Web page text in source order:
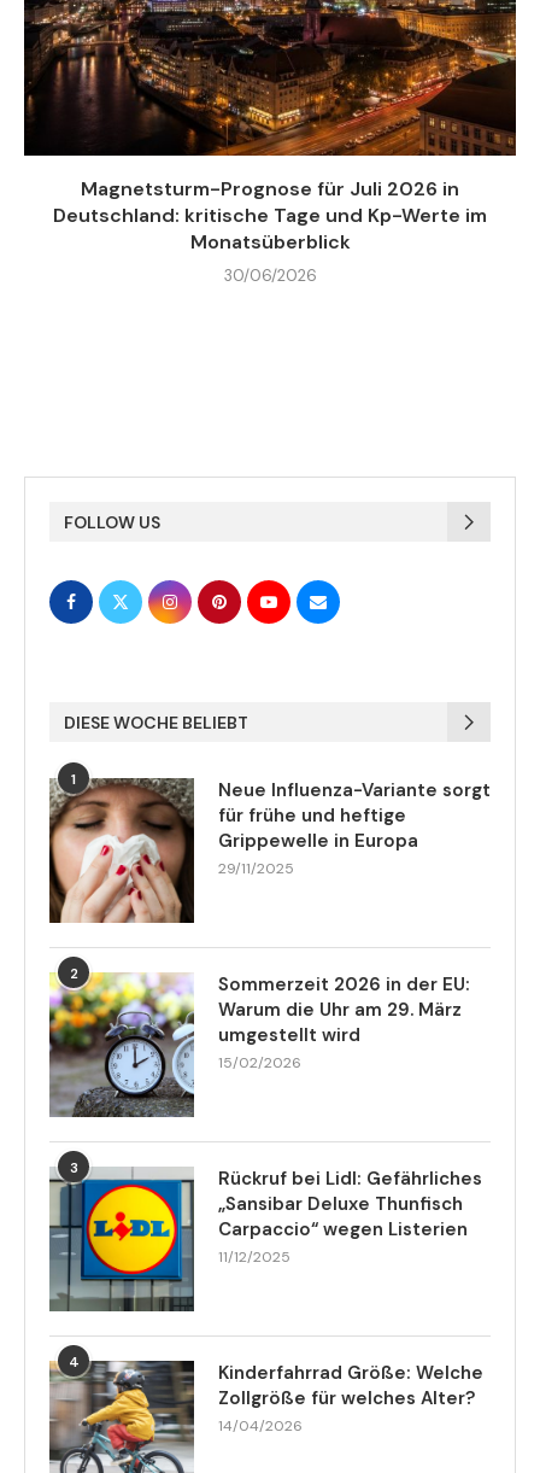
Magnetsturm-Prognose für Juli 2026 in
Deutschland: kritische Tage und Kp-Werte im
Monatsüberblick
30/06/2026
FOLLOW US
DIESE WOCHE BELIEBT
1
Neue Influenza-Variante sorgt
für frühe und heftige
Grippewelle in Europa
29/11/2025
2
Sommerzeit 2026 in der EU:
Warum die Uhr am 29. März
umgestellt wird
15/02/2026
3
Rückruf bei Lidl: Gefährliches
„Sansibar Deluxe Thunfisch
Carpaccio“ wegen Listerien
11/12/2025
4
Kinderfahrrad Größe: Welche
Zollgröße für welches Alter?
14/04/2026